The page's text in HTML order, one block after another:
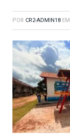
POR CR2-ADMIN18 EM